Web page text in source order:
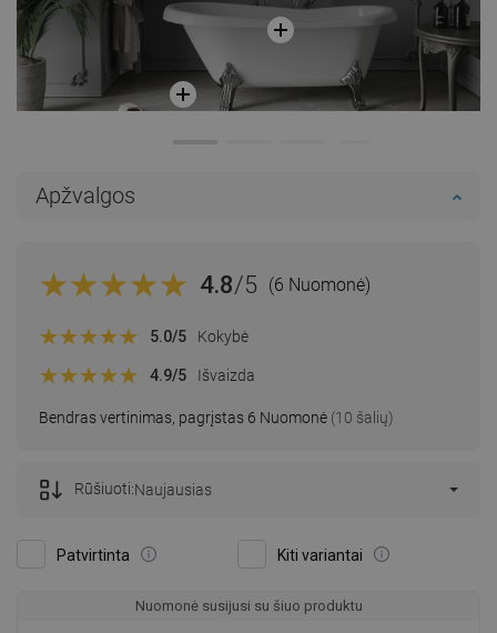
Apžvalgos
4.8/5 (6 Nuomonė)
Bendras vertinimas, pagrįstas 6 Nuomonė (10 šalių)
5.0/5 Kokybė
4.9/5 Išvaizda
Patvirtinta Kiti variantai
Rūšiuoti:Naujausias
Nuomonė susijusi su šiuo produktu